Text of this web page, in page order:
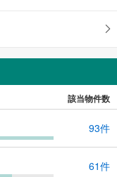
該当物件数
93件
61件